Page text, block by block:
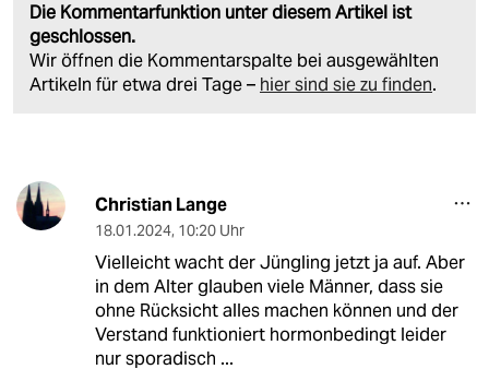
Die Kommentarfunktion unter diesem Artikel ist
geschlossen.
Wir öffnen die Kommentarspalte bei ausgewählten
Artikeln für etwa drei Tage – hier sind sie zu finden.
Christian Lange
18.01.2024, 10:20 Uhr
Vielleicht wacht der Jüngling jetzt ja auf. Aber
in dem Alter glauben viele Männer, dass sie
ohne Rücksicht alles machen können und der
Verstand funktioniert hormonbedingt leider
nur sporadisch ...